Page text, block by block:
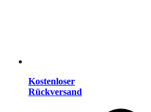
Kostenloser
Rückversand